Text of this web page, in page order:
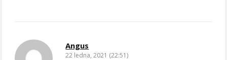
Angus
22 ledna, 2021 (22:51)